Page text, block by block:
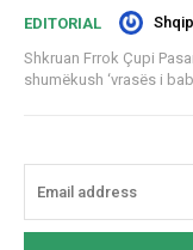
EDITORIAL
Shkruan Frrok Çupi Pasardhësi dhe ‘vrasësi’ i padronit- siç po e quajnë
shumëkush ‘vrasës i